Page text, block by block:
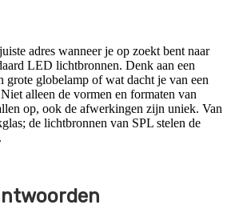
adres wanneer je op zoekt bent naar
LED lichtbronnen. Denk aan een
grote globelamp of wat dacht je van een
alleen de vormen en formaten van
op, ook de afwerkingen zijn uniek. Van
de lichtbronnen van SPL stelen de